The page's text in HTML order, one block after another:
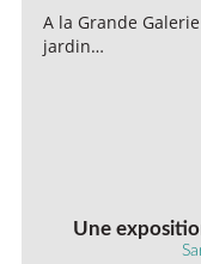
A la Grande
jardin…
Une